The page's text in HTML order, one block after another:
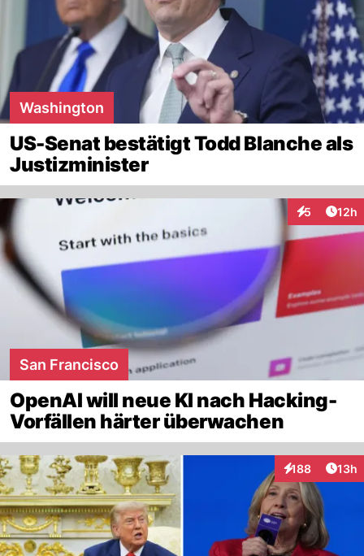
Washington
US-Senat bestätigt Todd Blanche als
Justizminister
5
Interaktionen
12h
San Francisco
OpenAI will neue KI nach Hacking-
Vorfällen härter überwachen
188
Interaktionen
13h